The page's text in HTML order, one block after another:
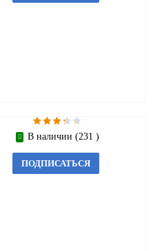
В наличии (231 )
ПОДПИСАТЬСЯ